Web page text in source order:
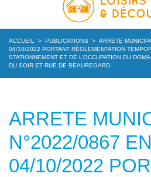
ACCUEIL > PUBLICATIONS > ARRETE
04/10/2022 PORTANT RÈGLEMENTATION
STATIONNEMENT ET DE L’OCCUPATION DU
DU SOIR ET RUE DE BEAUREGARD
ARRETE
N°2022/0867
04/10/2022